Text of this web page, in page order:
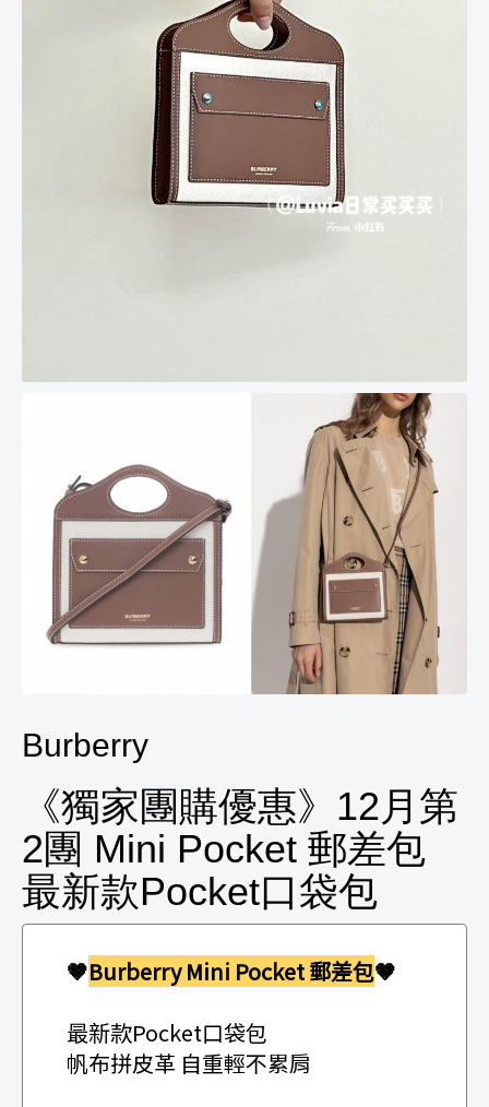
Burberry
《獨家團購優惠》12月第
2團 Mini Pocket 郵差包
最新款Pocket口袋包
🤎Burberry Mini Pocket 郵差包🤎
最新款Pocket口袋包
帆布拼皮革 自重輕不累肩